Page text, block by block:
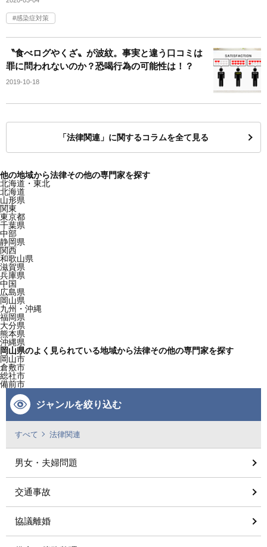
感染症対策
〝食べログやくざ〟が波紋。事実と違う口コミは
罪に問われないのか？恐喝行為の可能性は！？
2019-10-18
「法律関連」に関するコラムを全て見る
他の地域から法律その他の専門家を探す
北海道・東北
北海道
山形県
関東
東京都
千葉県
中部
静岡県
関西
和歌山県
滋賀県
兵庫県
中国
広島県
岡山県
九州・沖縄
福岡県
大分県
熊本県
沖縄県
岡山県のよく見られている地域から法律その他の専門家を探す
岡山市
倉敷市
総社市
備前市
ジャンルを絞り込む
すべて 法律関連
男女・夫婦問題
交通事故
協議離婚